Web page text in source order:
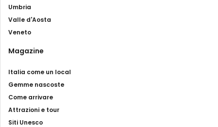
Umbria
Valle d'Aosta
Veneto
Magazine
Italia come un local
Gemme nascoste
Come arrivare
Attrazioni e tour
Siti Unesco